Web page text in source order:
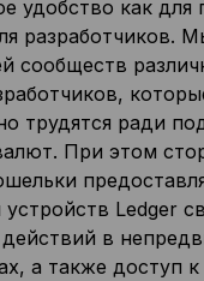
удобство как для
разработчиков.
сообществ
трудятся ради
При этом
устройств Ledger
в
а также доступ